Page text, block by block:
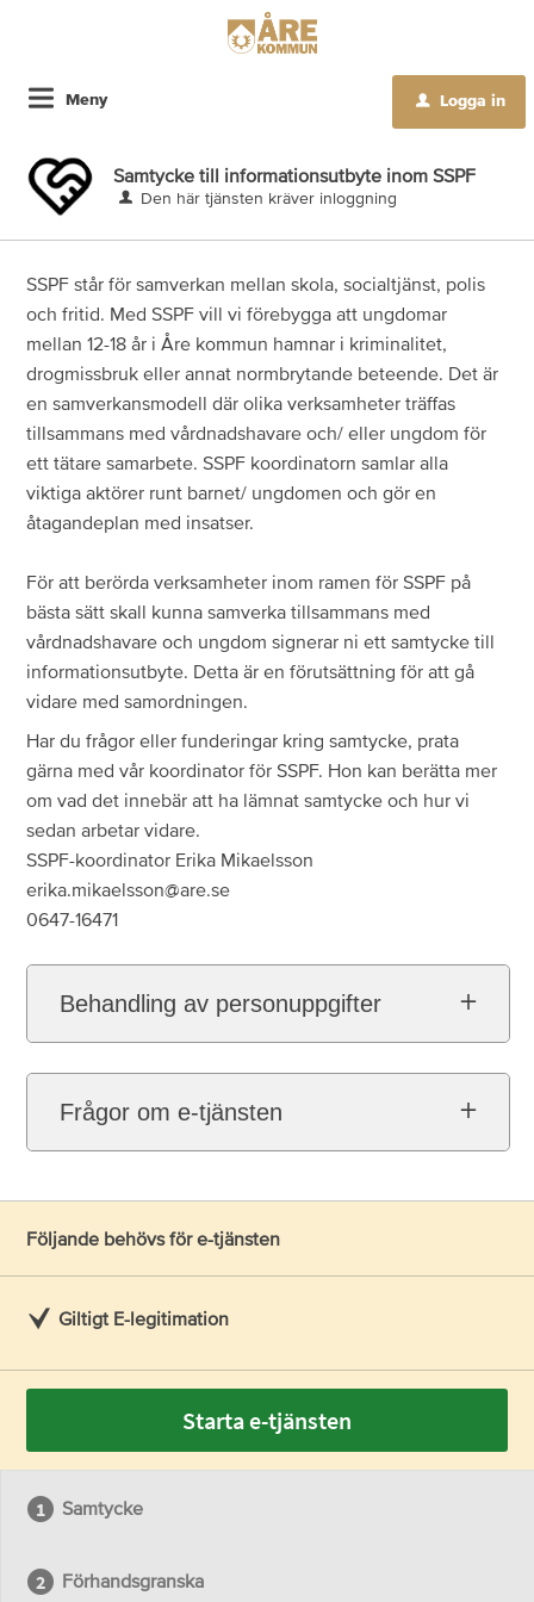
Meny u Logga in
Samtycke till informationsutbyte inom SSPF
Den här tjänsten kräver inloggning
SSPF står för samverkan mellan skola, socialtjänst, polis
och fritid. Med SSPF vill vi förebygga att ungdomar
mellan 12-18 år i Åre kommun hamnar i kriminalitet,
drogmissbruk eller annat normbrytande beteende. Det är
en samverkansmodell där olika verksamheter träffas
tillsammans med vårdnadshavare och/ eller ungdom för
ett tätare samarbete. SSPF koordinatorn samlar alla
viktiga aktörer runt barnet/ ungdomen och gör en
åtagandeplan med insatser.
För att berörda verksamheter inom ramen för SSPF på
bästa sätt skall kunna samverka tillsammans med
vårdnadshavare och ungdom signerar ni ett samtycke till
informationsutbyte. Detta är en förutsättning för att gå
vidare med samordningen.
Har du frågor eller funderingar kring samtycke, prata
gärna med vår koordinator för SSPF. Hon kan berätta mer
om vad det innebär att ha lämnat samtycke och hur vi
sedan arbetar vidare.
SSPF-koordinator Erika Mikaelsson
erika.mikaelsson@are.se
0647-16471
Behandling av personuppgifter
Frågor om e-tjänsten
Följande behövs för e-tjänsten
Giltigt E-legitimation
Starta e-tjänsten
Samtycke
Förhandsgranska